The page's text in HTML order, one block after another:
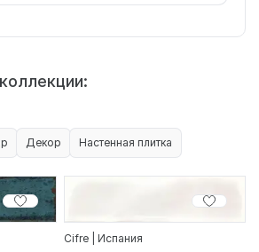
Декор Настенная плитка
Cifre | Испания